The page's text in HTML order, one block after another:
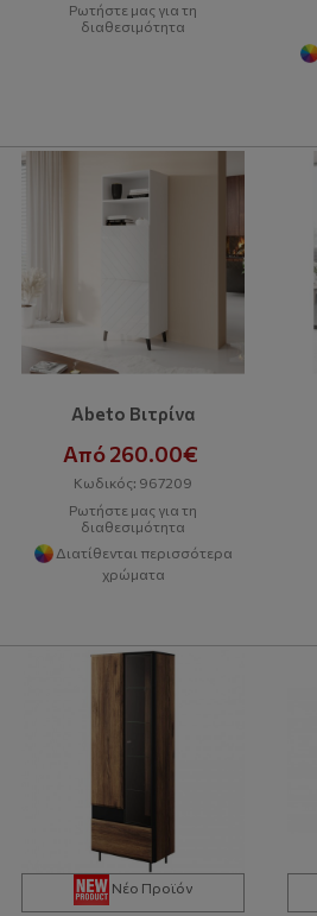
Ρωτήστε μας για τη
διαθεσιμότητα
Abeto Βιτρίνα
Από 260.00€
Κωδικός: 967209
Ρωτήστε μας για τη
διαθεσιμότητα
Διατίθενται περισσότερα
χρώματα
Νέο Προϊόν